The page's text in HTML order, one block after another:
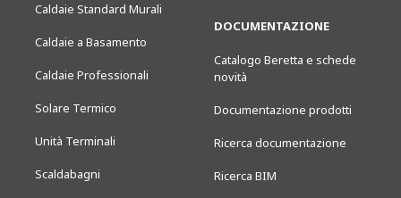
Caldaie Standard Murali
Caldaie a Basamento
Caldaie Professionali
Solare Termico
Unità Terminali
Scaldabagni
DOCUMENTAZIONE
Catalogo Beretta e schede
novità
Documentazione prodotti
Ricerca documentazione
Ricerca BIM